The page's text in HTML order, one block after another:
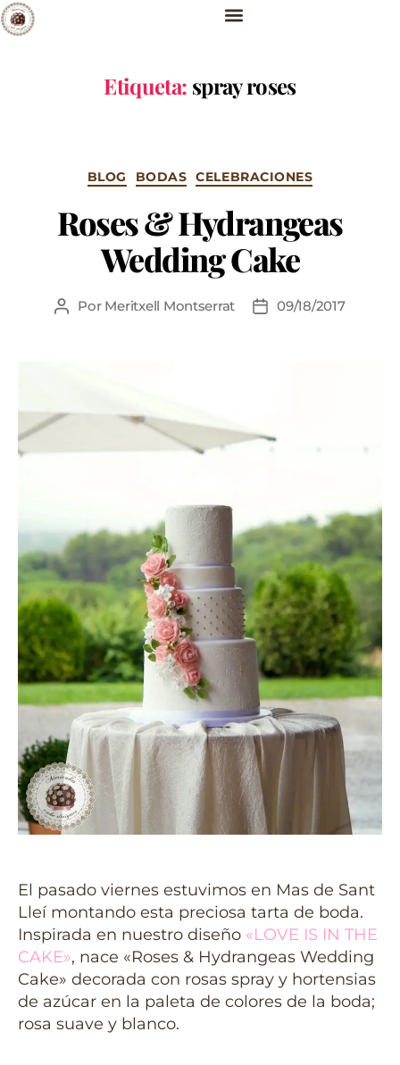
Etiqueta: spray roses
BLOG BODAS CELEBRACIONES
Roses & Hydrangeas
Wedding Cake
Por Meritxell Montserrat 09/18/2017
El pasado viernes estuvimos en Mas de Sant
Lleí montando esta preciosa tarta de boda.
Inspirada en nuestro diseño «LOVE IS IN THE
CAKE», nace «Roses & Hydrangeas Wedding
Cake» decorada con rosas spray y hortensias
de azúcar en la paleta de colores de la boda;
rosa suave y blanco.